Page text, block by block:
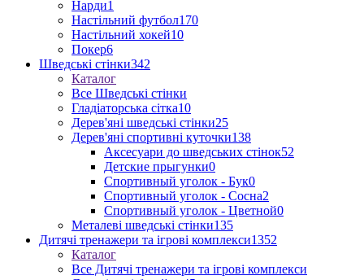
Нарди1
Настільний футбол170
Настільний хокей10
Покер6
Шведські стінки342
Каталог
Все Шведські стінки
Гладіаторська сітка10
Дерев'яні шведські стінки25
Дерев'яні спортивні куточки138
Аксесуари до шведських стінок52
Детские прыгунки0
Спортивный уголок - Бук0
Спортивный уголок - Сосна2
Спортивный уголок - Цветной0
Металеві шведські стінки135
Дитячі тренажери та ігрові комплекси1352
Каталог
Все Дитячі тренажери та ігрові комплекси